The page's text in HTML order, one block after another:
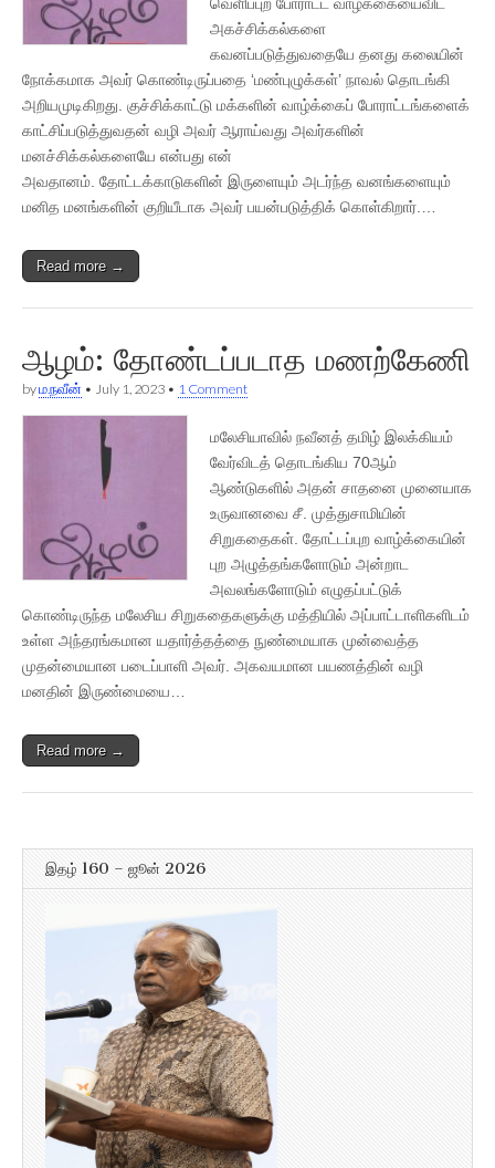
அகச்சிக்கல்களை
கவனப்படுத்துவதையே தனது கலையின்
நோக்கமாக அவர் கொண்டிருப்பதை ‘மண்புழுக்கள்’ நாவல் தொடங்கி
அறியமுடிகிறது. குச்சிக்காட்டு மக்களின் வாழ்க்கைப் போராட்டங்களைக்
காட்சிப்படுத்துவதன் வழி அவர் ஆராய்வது அவர்களின்
மனச்சிக்கல்களையே என்பது என்
அவதானம். தோட்டக்காடுகளின் இருளையும் அடர்ந்த வனங்களையும்
மனித மனங்களின் குறியீடாக அவர் பயன்படுத்திக் கொள்கிறார்.…
Read more →
ஆழம்: தோண்டப்படாத மணற்கேணி
byம.நவீன் • July 1, 2023 • 1 Comment
மலேசியாவில் நவீனத் தமிழ் இலக்கியம்
வேர்விடத் தொடங்கிய 70ஆம்
ஆண்டுகளில் அதன் சாதனை முனையாக
உருவானவை சீ. முத்துசாமியின்
சிறுகதைகள். தோட்டப்புற வாழ்க்கையின்
புற அழுத்தங்களோடும் அன்றாட
அவலங்களோடும் எழுதப்பட்டுக்
கொண்டிருந்த மலேசிய சிறுகதைகளுக்கு மத்தியில் அப்பாட்டாளிகளிடம்
உள்ள அந்தரங்கமான யதார்த்தத்தை நுண்மையாக முன்வைத்த
முதன்மையான படைப்பாளி அவர். அகவயமான பயணத்தின் வழி
மனதின் இருண்மையை…
Read more →
இதழ் 160 – ஜூன் 2026